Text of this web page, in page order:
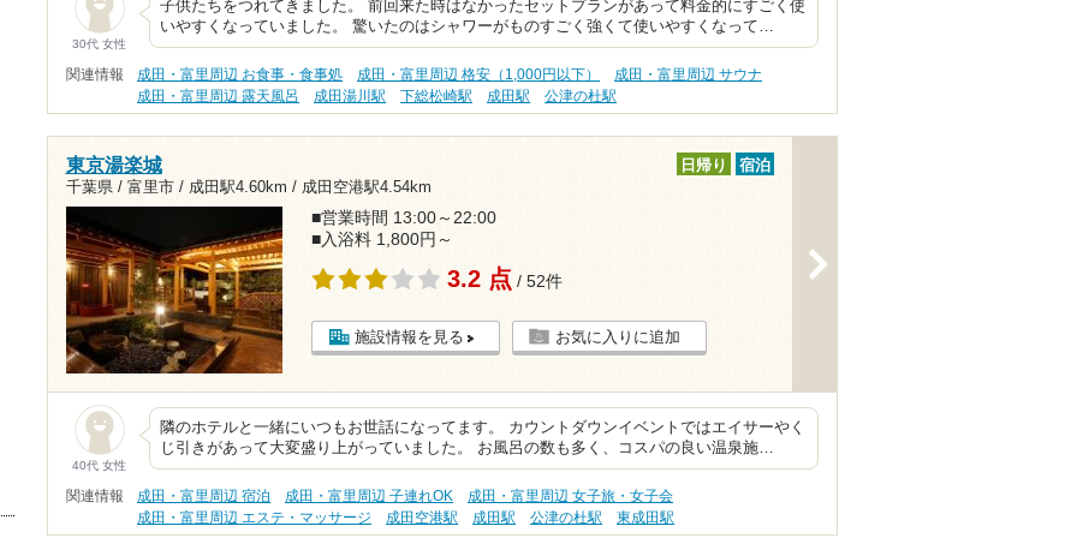
30代 女性
子供たちをつれてきました。 前回来た時はなかったセットプランがあって料金的にすごく使
いやすくなっていました。 驚いたのはシャワーがものすごく強くて使いやすくなって…
関連情報 成田・富里周辺 お食事・食事処 成田・富里周辺 格安（1,000円以下）
成田・富里周辺 サウナ
成田・富里周辺 露天風呂
成田湯川駅 下総松崎駅 成田駅 公津の杜駅
東京湯楽城
千葉県 / 富里市 / 成田駅4.60km / 成田空港駅4.54km
日帰り 宿泊
■営業時間 13:00～22:00
■入浴料 1,800円～
3.2 点 / 52件
施設情報を見る お気に入りに追加
40代 女性
隣のホテルと一緒にいつもお世話になってます。 カウントダウンイベントではエイサーやく
じ引きがあって大変盛り上がっていました。 お風呂の数も多く、コスパの良い温泉施…
関連情報 成田・富里周辺 宿泊 成田・富里周辺 子連れOK
成田・富里周辺 女子旅・女子会
成田・富里周辺 エステ・マッサージ
成田空港駅 成田駅 公津の杜駅 東成田駅